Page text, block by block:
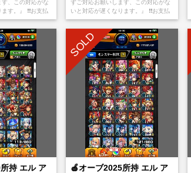
、この対応がな
す。』 ❗️❗️お支払
もしくは
てメアド】と
ずご対応お願いします、この対応がな
いと対応が遅くなります。』 ❗️❗️お支払
い後、アプリをappStoreもしくは
Googleplayから【捨てメアド
持 エル ア
SOLD
🍎オーブ2025所持 エル ア